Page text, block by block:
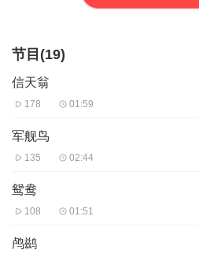
节目(19)
信天翁
178 01:59
军舰鸟
135 02:44
鸳鸯
108 01:51
鸬鹚